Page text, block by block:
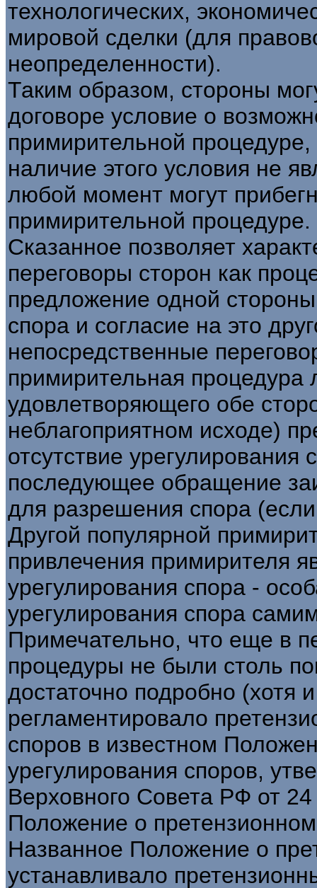
технологических,
мировой сделки (для
неопределенности).
Таким образом, стороны
договоре условие о
примирительной
наличие этого условия не
любой момент могут
примирительной процедуре.
Сказанное позволяет
переговоры сторон как
предложение одной
спора и согласие на это
непосредственные
примирительная процедура
удовлетворяющего обе
неблагоприятном исходе)
отсутствие урегулирования
последующее обращение
для разрешения спора
Другой популярной
привлечения примирителя
урегулирования спора -
урегулирования спора
Примечательно, что еще в
процедуры не были столь
достаточно подробно (хотя
регламентировало
споров в известном
урегулирования споров,
Верховного Совета РФ от
Положение о
Названное Положение о
устанавливало